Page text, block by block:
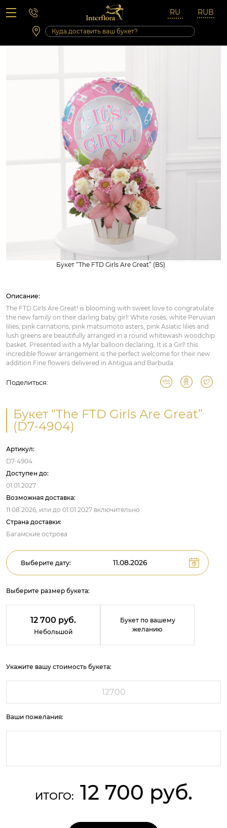
Вопросы-ответы
Сб 10:00 ‐ 14:00
Выходные и праздничные дни
Букет “The FTD Girls Are Great” (BS)
Описание:
The FTD Girls Are Great! is blooming with sweet love to congratulate
the new family on their darling baby girl! White roses, white Peruvian
lilies, pink carnations, pink matsumoto asters, pink Asiatic lilies and
lush greens are beautifully arranged in a round whitewash woodchip
basket. Presented with a Mylar balloon declaring, It is a Girl! this
incredible flower arrangement is the perfect welcome for their new
addition.Fine flowers delivered in Antigua and Barbuda.
Поделиться:
Букет “The FTD Girls Are Great”
(D7-4904)
Артикул:
D7-4904
Доступен до:
01.01.2027
Возможная доставка:
11.08.2026, или до 01.01.2027 включительно
Страна доставки:
Багамские острова
Выберите дату:
Выберите размер букета:
12 700 руб.
Небольшой
Букет по вашему
желанию
Укажите вашу стоимость букета:
Ваши пожелания:
ИТОГО: 12 700 руб.